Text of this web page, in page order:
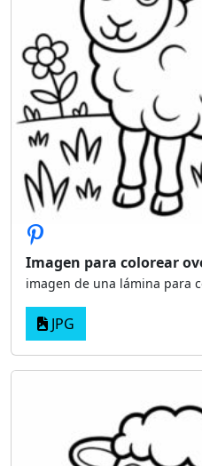
Imagen para colorear
imagen de una lámina para
JPG